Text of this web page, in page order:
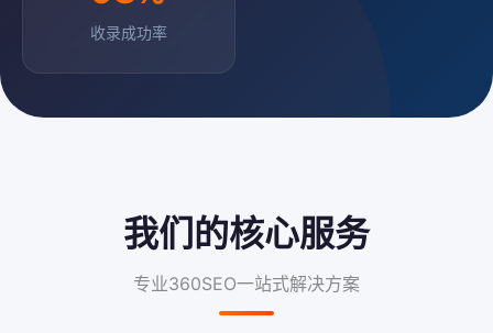
收录成功率
我们的核心服务
专业360SEO一站式解决方案